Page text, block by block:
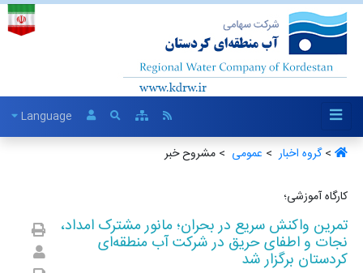
Language
>گروه اخبار ‏ > عمومی ‏ > مشروح خبر
کارگاه آموزشی؛
تمرین واکنش سریع در بحران؛ مانور مشترک امداد،
نجات و اطفای حریق در شرکت آب منطقه‌ای
کردستان برگزار شد